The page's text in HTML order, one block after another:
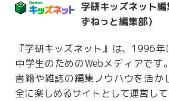
学研キッズネット
ずねっと編集部）
『学研キッズネット』は、1996年
中学生のためのWebメディアです
書籍や雑誌の編集ノウハウを活か
全に楽しめるサイトとして運営して